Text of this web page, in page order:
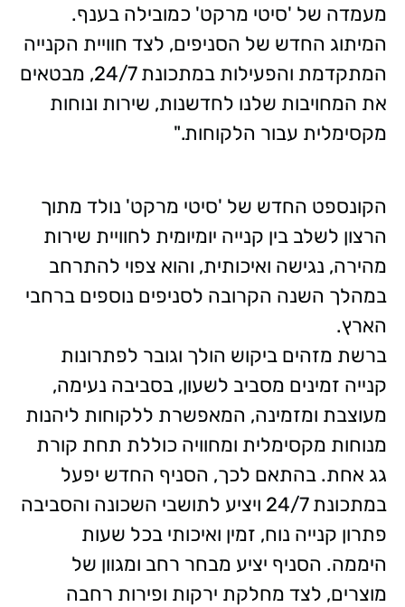
מעמדה של 'סיטי מרקט' כמובילה בענף.
המיתוג החדש של הסניפים, לצד חוויית הקנייה
המתקדמת והפעילות במתכונת 24/7, מבטאים
את המחויבות שלנו לחדשנות, שירות ונוחות
מקסימלית עבור הלקוחות."
הקונספט החדש של 'סיטי מרקט' נולד מתוך
הרצון לשלב בין קנייה יומיומית לחוויית שירות
מהירה, נגישה ואיכותית, והוא צפוי להתרחב
במהלך השנה הקרובה לסניפים נוספים ברחבי
הארץ.
ברשת מזהים ביקוש הולך וגובר לפתרונות
קנייה זמינים מסביב לשעון, בסביבה נעימה,
מעוצבת ומזמינה, המאפשרת ללקוחות ליהנות
מנוחות מקסימלית ומחוויה כוללת תחת קורת
גג אחת. בהתאם לכך, הסניף החדש יפעל
במתכונת 24/7 ויציע לתושבי השכונה והסביבה
פתרון קנייה נוח, זמין ואיכותי בכל שעות
היממה. הסניף יציע מבחר רחב ומגוון של
מוצרים, לצד מחלקת ירקות ופירות רחבה